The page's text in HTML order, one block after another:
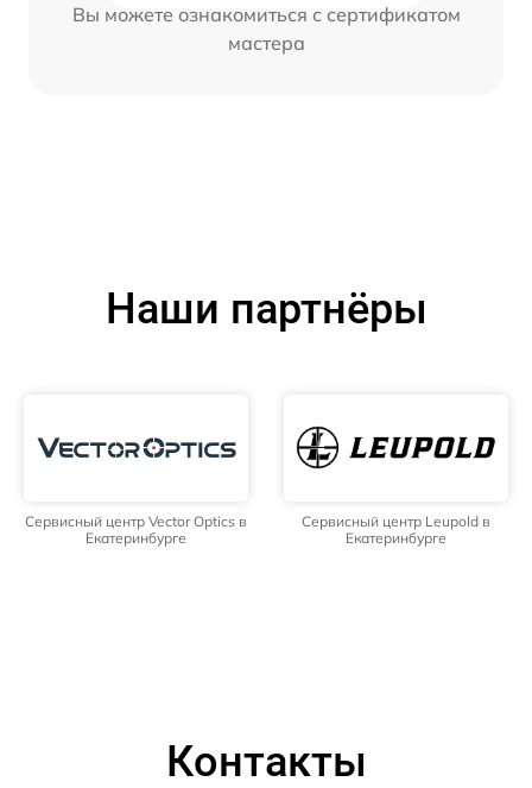
Вы можете ознакомиться с сертификатом
мастера
Наши партнёры
Сервисный центр Vector Optics в
Екатеринбурге
Сервисный центр Leupold в
Екатеринбурге
Контакты